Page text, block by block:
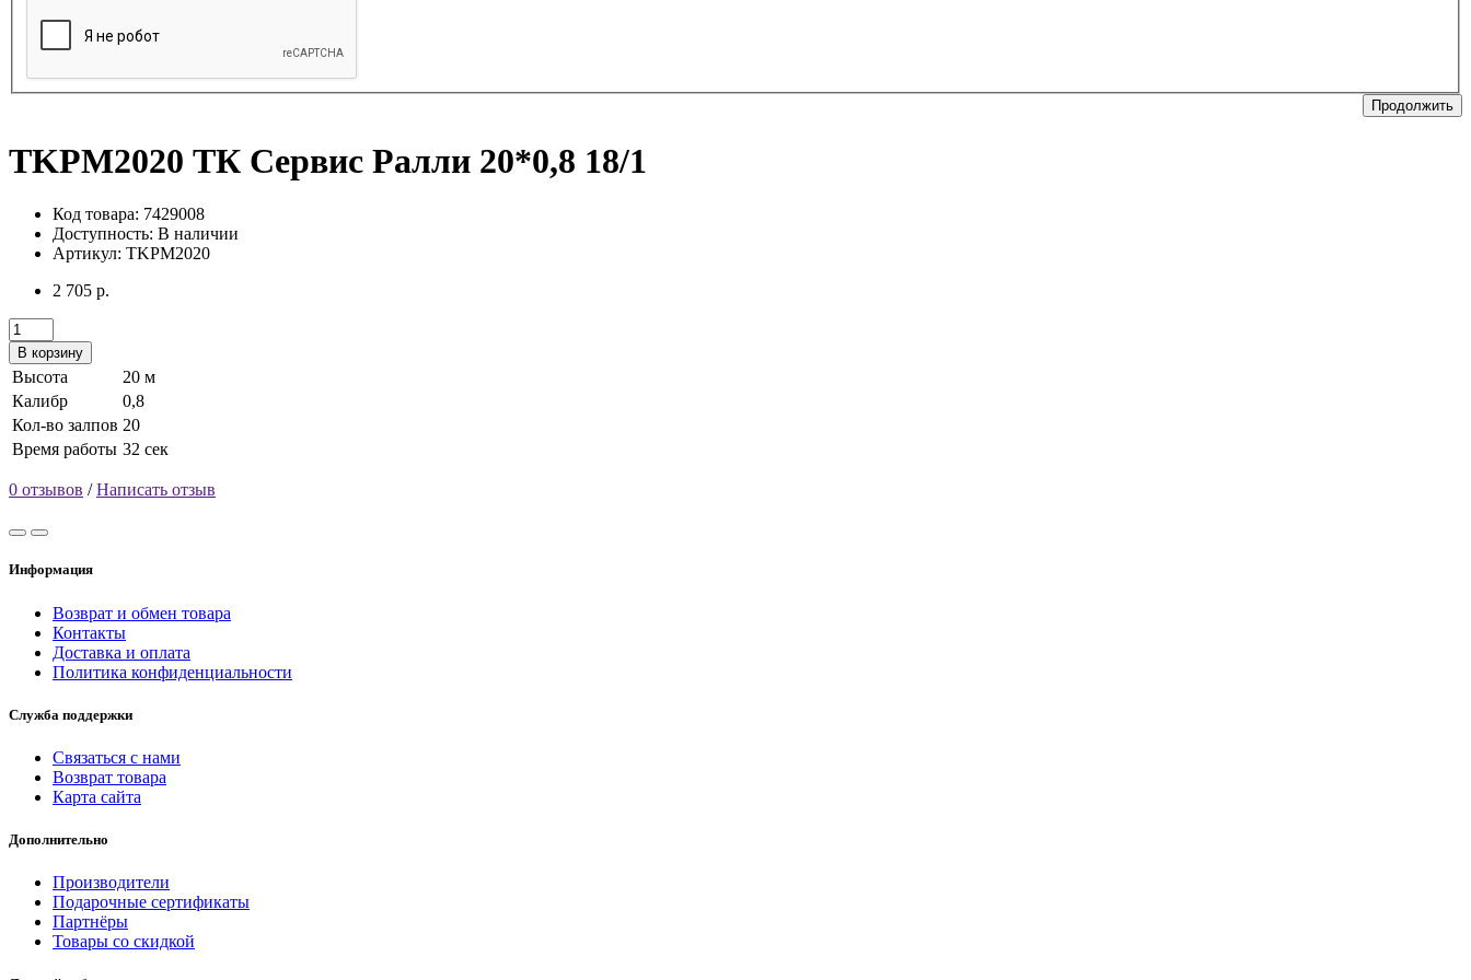
Продолжить
TKPM2020 ТК Сервис Ралли 20*0,8 18/1
Код товара: 7429008
Доступность: В наличии
Артикул: TKPM2020
2 705 р.
В корзину
Высота
20 м
Калибр
0,8
Кол-во залпов 20
Время работы 32 сек
0 отзывов /Написать отзыв
Информация
Возврат и обмен товара
Контакты
Доставка и оплата
Политика конфиденциальности
Служба поддержки
Связаться с нами
Возврат товара
Карта сайта
Дополнительно
Производители
Подарочные сертификаты
Партнёры
Товары со скидкой